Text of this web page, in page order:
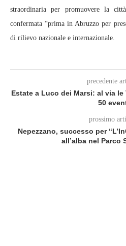
straordinaria per promuovere la
confermata “prima in Abruzzo per
di rilievo nazionale e internazionale.
precedente
Estate a Luco dei Marsi: al via
50
prossimo
Nepezzano, successo per
all’alba nel Parco